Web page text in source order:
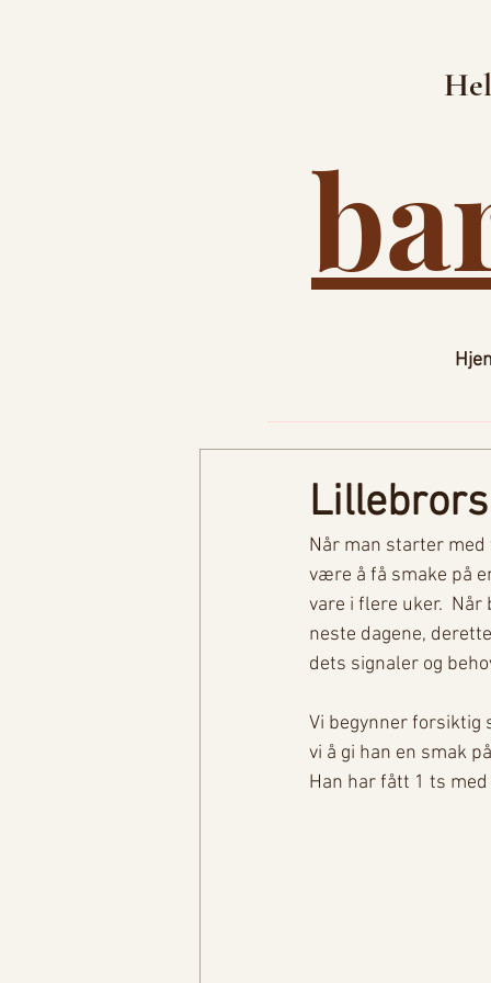
Når man starter
være å få smake på
vare i flere uker.
neste dagene,
dets signaler og
Vi begynner forsiktig
vi å gi han en smak
Han har fått 1 ts